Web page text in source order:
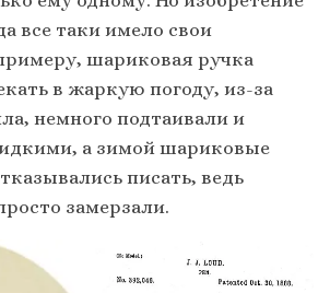
все таки имело свои
шариковая ручка
в жаркую погоду, из-за
немного подтаивали и
а зимой шариковые
писать, ведь
замерзали.